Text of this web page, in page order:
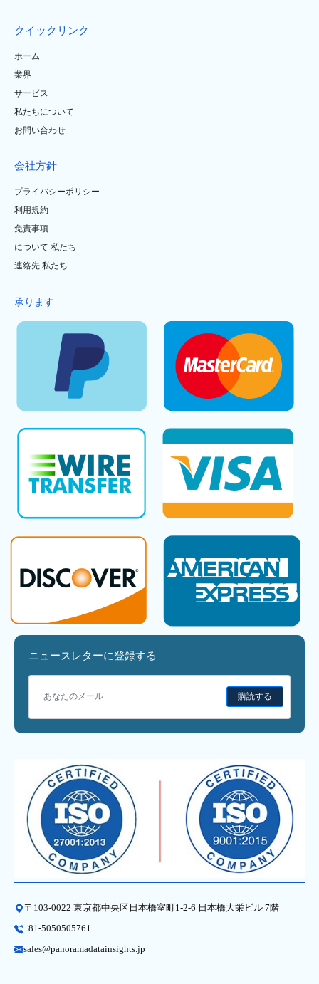
クイックリンク
ホーム
業界
サービス
私たちについて
お問い合わせ
会社方針
プライバシーポリシー
利用規約
免責事項
について 私たち
連絡先 私たち
承ります
ニュースレターに登録する
購読する
〒103-0022 東京都中央区日本橋室町1-2-6 日本橋大栄ビル 7階
+81-5050505761
sales@panoramadatainsights.jp